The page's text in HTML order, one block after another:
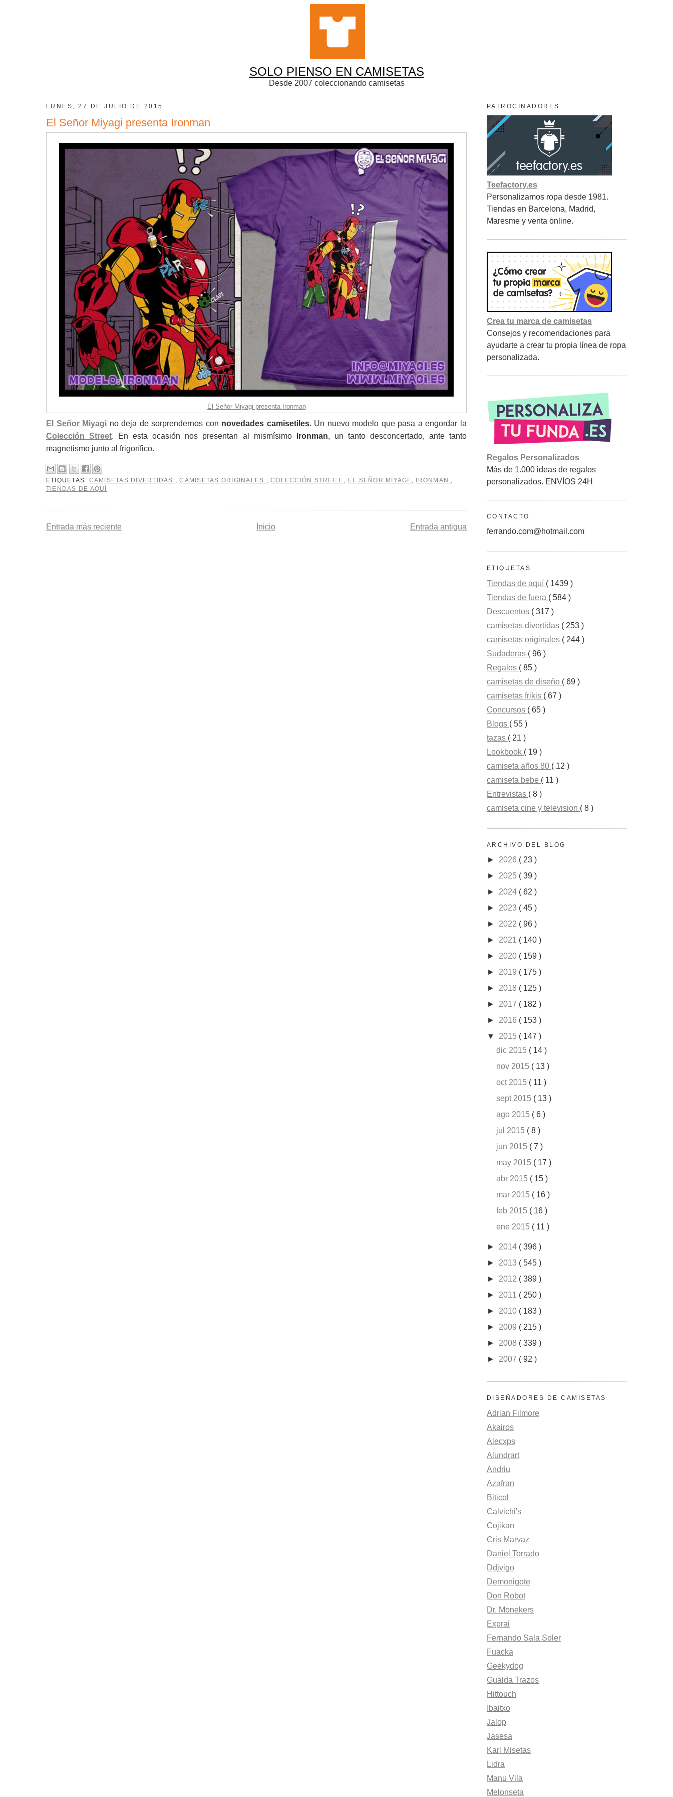
SOLO PIENSO EN CAMISETAS
Desde 2007 coleccionando camisetas
LUNES, 27 DE JULIO DE 2015
El Señor Miyagi presenta Ironman
El Señor Miyagi presenta Ironman
El Señor Miyagi no deja de sorprendernos con novedades camisetiles. Un nuevo modelo que pasa a engordar la
Colección Street. En esta ocasión nos presentan al mismísimo Ironman, un tanto desconcertado, ante tanto
magnetismo junto al frigorífico.
ETIQUETAS: CAMISETAS DIVERTIDAS ,CAMISETAS ORIGINALES ,COLECCIÓN STREET , EL SEÑOR MIYAGI , IRONMAN ,
TIENDAS DE AQUÍ
Entrada más reciente Entrada antigua
Inicio
PATROCINADORES
Teefactory.es
Personalizamos ropa desde 1981.
Tiendas en Barcelona, Madrid,
Maresme y venta online.
Crea tu marca de camisetas
Consejos y recomendaciones para
ayudarte a crear tu propia línea de ropa
personalizada.
Regalos Personalizados
Más de 1.000 ideas de regalos
personalizados. ENVÍOS 24H
CONTACTO
ferrando.com@hotmail.com
ETIQUETAS
Tiendas de aquí ( 1439 )
Tiendas de fuera ( 584 )
Descuentos ( 317 )
camisetas divertidas ( 253 )
camisetas originales ( 244 )
Sudaderas ( 96 )
Regalos ( 85 )
camisetas de diseño ( 69 )
camisetas frikis ( 67 )
Concursos ( 65 )
Blogs ( 55 )
tazas ( 21 )
Lookbook ( 19 )
camiseta años 80 ( 12 )
camiseta bebe ( 11 )
Entrevistas ( 8 )
camiseta cine y television ( 8 )
ARCHIVO DEL BLOG
► 2026 ( 23 )
► 2025 ( 39 )
► 2024 ( 62 )
► 2023 ( 45 )
► 2022 ( 96 )
► 2021 ( 140 )
► 2020 ( 159 )
► 2019 ( 175 )
► 2018 ( 125 )
► 2017 ( 182 )
► 2016 ( 153 )
▼ 2015 ( 147 )
dic 2015 ( 14 )
nov 2015 ( 13 )
oct 2015 ( 11 )
sept 2015 ( 13 )
ago 2015 ( 6 )
jul 2015 ( 8 )
jun 2015 ( 7 )
may 2015 ( 17 )
abr 2015 ( 15 )
mar 2015 ( 16 )
feb 2015 ( 16 )
ene 2015 ( 11 )
► 2014 ( 396 )
► 2013 ( 545 )
► 2012 ( 389 )
► 2011 ( 250 )
► 2010 ( 183 )
► 2009 ( 215 )
► 2008 ( 339 )
► 2007 ( 92 )
DISEÑADORES DE CAMISETAS
Adrian Filmore
Akairos
Alecxps
Alundrart
Andriu
Azafran
Biticol
Calvichi's
Cojikan
Cris Marvaz
Daniel Torrado
Ddjvigo
Demonigote
Don Robot
Dr. Monekers
Exprai
Fernando Sala Soler
Fuacka
Geekydog
Gualda Trazos
Hittouch
Ibaitxo
Jalop
Jasesa
Karl Misetas
Lidra
Manu Vila
Melonseta